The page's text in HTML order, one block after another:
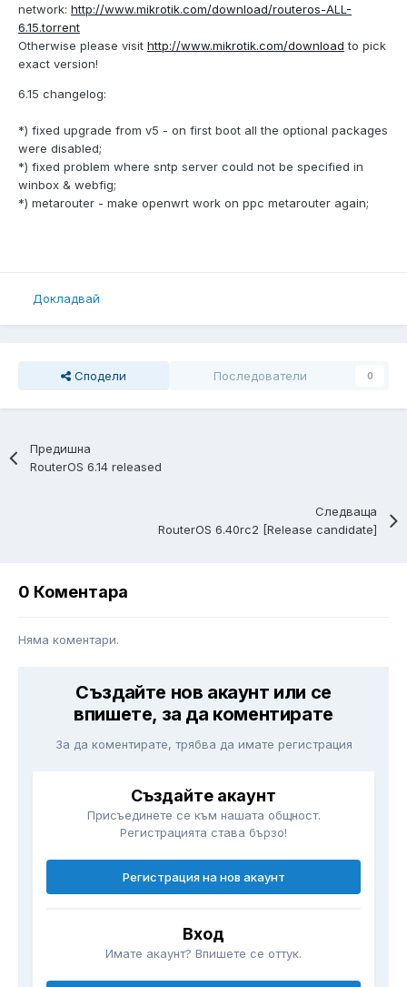
network: http://www.mikrotik.com/download/routeros-ALL-
6.15.torrent
Otherwise please visit http://www.mikrotik.com/download to pick
exact version!
6.15 changelog:
*) fixed upgrade from v5 - on first boot all the optional packages
were disabled;
*) fixed problem where sntp server could not be specified in
winbox & webfig;
*) metarouter - make openwrt work on ppc metarouter again;
Докладвай
Сподели Последователи 0
Предишна
RouterOS 6.14 released
Следваща
RouterOS 6.40rc2 [Release candidate]
0 Коментара
Няма коментари.
Създайте нов акаунт или се
впишете, за да коментирате
За да коментирате, трябва да имате регистрация
Създайте акаунт
Присъединете се към нашата общност.
Регистрацията става бързо!
Регистрация на нов акаунт
Вход
Имате акаунт? Впишете се оттук.